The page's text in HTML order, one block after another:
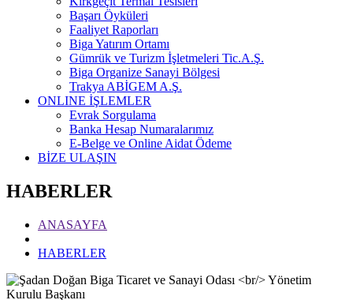
Başarı Öyküleri
Faaliyet Raporları
Biga Yatırım Ortamı
Gümrük ve Turizm İşletmeleri Tic.A.Ş.
Biga Organize Sanayi Bölgesi
Trakya ABİGEM A.Ş.
ONLINE İŞLEMLER
Evrak Sorgulama
Banka Hesap Numaralarımız
E-Belge ve Online Aidat Ödeme
BİZE ULAŞIN
HABERLER
ANASAYFA
HABERLER